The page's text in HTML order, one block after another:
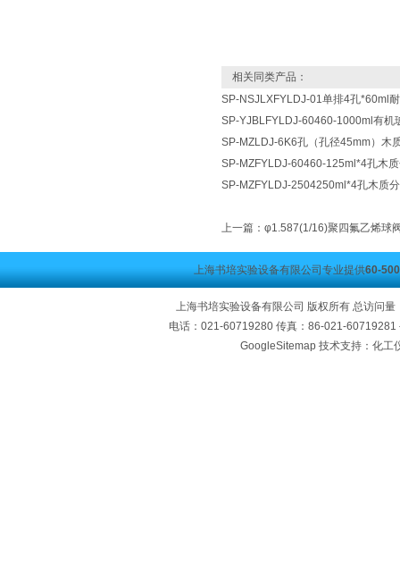
相关同类产品：
SP-NSJLXFYLDJ-01单排4孔*60ml
SP-YJBLFYLDJ-60460-1000ml有机
SP-MZLDJ-6K6孔（孔径45mm）木
SP-MZFYLDJ-60460-125ml*4孔木
SP-MZFYLDJ-2504250ml*4孔木质
上一篇： φ1.587(1/16)聚四氟乙烯球
上海书培实验设备有限公司专业提供60-
上海书培实验设备有限公司 版权所有 总访问量
电话：021-60719280 传真：86-021-
GoogleSitemap技术支持：化工